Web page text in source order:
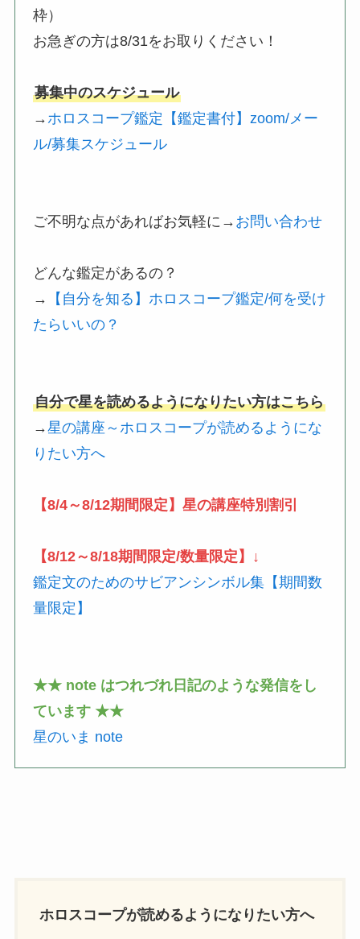
枠）
お急ぎの方は8/31をお取りください！
募集中のスケジュール
→ ホロスコープ鑑定【鑑定書付】zoom/メー
ル/募集スケジュール
ご不明な点があればお気軽に→ お問い合わせ
どんな鑑定があるの？
→
【自分を知る】ホロスコープ鑑定/何を受け
たらいいの？
自分で星を読めるようになりたい方はこちら
→星の講座～ホロスコープが読めるようにな
りたい方へ
【8/4～8/12期間限定】星の講座特別割引
【8/12～8/18期間限定/数量限定】↓
鑑定文のためのサビアンシンボル集【期間数
量限定】
★★ note はつれづれ日記のような発信をし
ています ★★
星のいま note
ホロスコープが読めるようになりたい方へ